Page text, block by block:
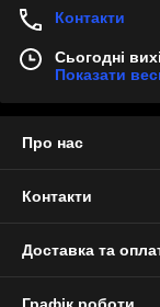
Контакти
Сьогодні
Показати
Про нас
Контакти
Доставка та